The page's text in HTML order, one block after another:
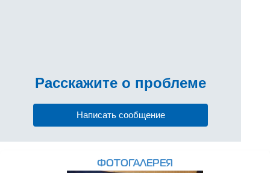
Расскажите о проблеме
Написать сообщение
ФОТОГАЛЕРЕЯ